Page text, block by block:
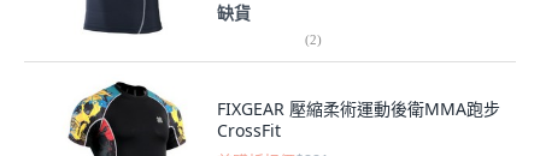
缺貨
(2)
FIXGEAR 壓縮柔術運動後衛MMA跑步
CrossFit